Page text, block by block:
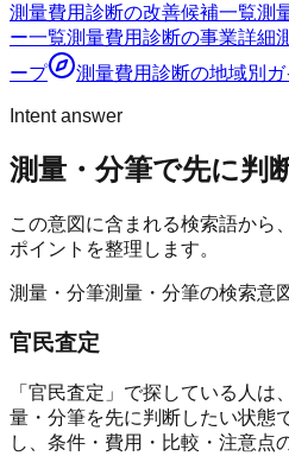
測量費用診断の改善候補一覧測
ー一覧測量費用診断の事業詳細
ープ
測量費用診断の地域別ガ
Intent answer
測量・分筆で先に判
この意図に含まれる検索語から
ポイントを整理します。
測量・分筆測量・分筆の検索意
官民査定
「官民査定」で探している人は
量・分筆を先に判断したい状態
し、条件・費用・比較・注意点